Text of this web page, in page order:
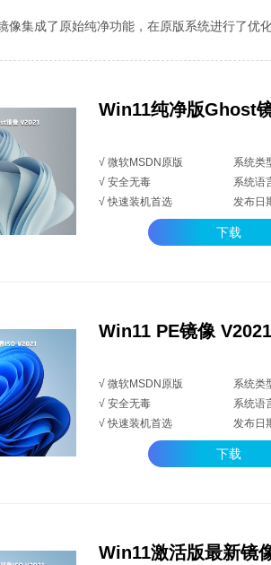
像集成了原始纯净功能，在原版系统进行了
Win11纯净版Ghost
√ 微软MSDN原版
系统类
√ 安全无毒
系统语
√ 快速装机首选
发布日
下载
Win11 PE镜像 V2021
√ 微软MSDN原版
系统类
√ 安全无毒
系统语
√ 快速装机首选
发布日
下载
Win11激活版最新镜